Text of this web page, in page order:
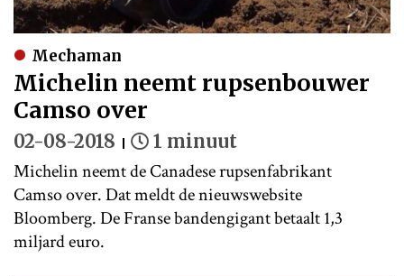
Mechaman
Michelin neemt rupsenbouwer
Camso over
02-08-2018 1 minuut
Michelin neemt de Canadese rupsenfabrikant
Camso over. Dat meldt de nieuwswebsite
Bloomberg. De Franse bandengigant betaalt 1,3
miljard euro.